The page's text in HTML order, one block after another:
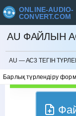
ONLINE-AUDIO-
CONVERT.COM
AU ФАЙЛЫН
AU — AC3 ТЕГІН
Барлық түрлендіру